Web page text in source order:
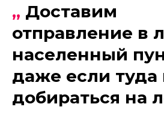
„ Доставим
отправление в
населенный
даже если
добираться на